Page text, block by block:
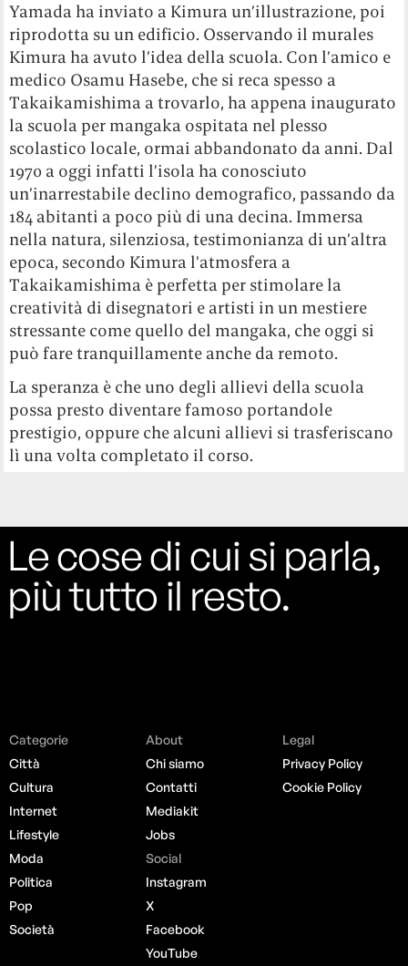
Yamada ha inviato a Kimura un’illustrazione, poi
riprodotta su un edificio. Osservando il murales
Kimura ha avuto l’idea della scuola. Con l’amico e
medico Osamu Hasebe, che si reca spesso a
Takaikamishima a trovarlo, ha appena inaugurato
la scuola per mangaka ospitata nel plesso
scolastico locale, ormai abbandonato da anni. Dal
1970 a oggi infatti l’isola ha conosciuto
un’inarrestabile declino demografico, passando da
184 abitanti a poco più di una decina. Immersa
nella natura, silenziosa, testimonianza di un’altra
epoca, secondo Kimura l’atmosfera a
Takaikamishima è perfetta per stimolare la
creatività di disegnatori e artisti in un mestiere
stressante come quello del mangaka, che oggi si
può fare tranquillamente anche da remoto.
La speranza è che uno degli allievi della scuola
possa presto diventare famoso portandole
prestigio, oppure che alcuni allievi si trasferiscano
lì una volta completato il corso.
Le cose di cui si parla,
più tutto il resto.
Categorie
Città
Cultura
Internet
Lifestyle
Moda
Politica
Pop
Società
About
Chi siamo
Contatti
Mediakit
Jobs
Social
Instagram
X
Facebook
YouTube
Legal
Privacy Policy
Cookie Policy